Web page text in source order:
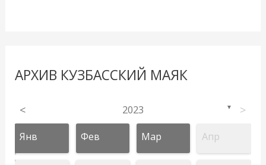
АРХИВ КУЗБАССКИЙ МАЯК
< 2023 ▼ >
Янв Фев Мар Апр